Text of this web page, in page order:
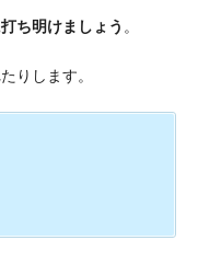
ち明けましょう 。
りします。